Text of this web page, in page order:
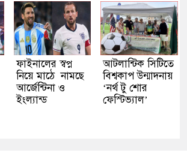
ফাইনালের স্বপ্ন
নিয়ে মাঠে নামছে
আর্জেন্টিনা ও
ইংল্যান্ড
আটলান্টিক সিটিতে
বিশ্বকাপ উন্মাদনায়
‘নর্থ টু শোর
ফেস্টিভ্যাল’